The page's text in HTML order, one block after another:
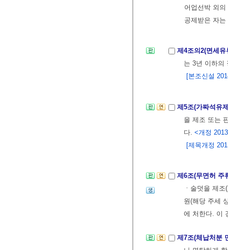
어업선박 외
공제받은 자
제4조의2(면세
는 3년 이하의
[본조신설
제5조(가짜석유
을 제조 또는
다. <개정
[제목개정
제6조(무면허 주
ㆍ술덧을 제
원(해당 주세
에 처한다. 이
제7조(체납처분